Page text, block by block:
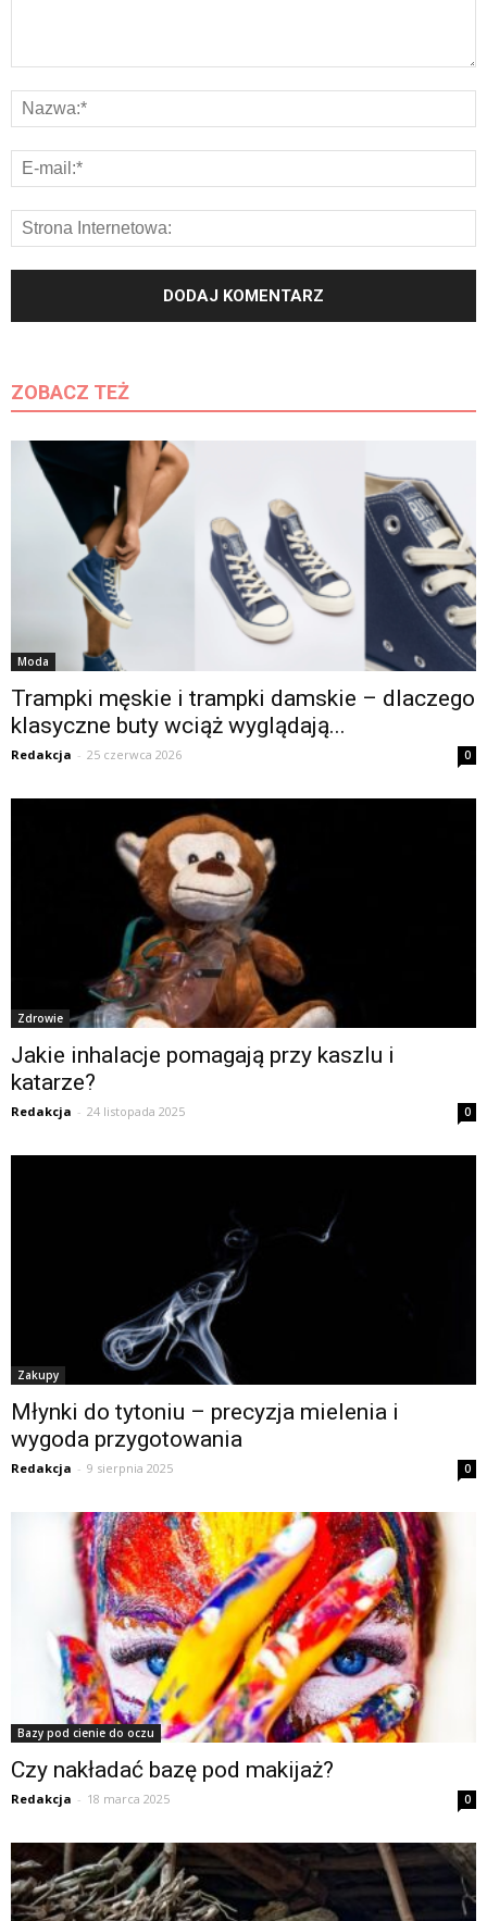
ZOBACZ TEŻ
Moda
Trampki męskie i trampki damskie – dlaczego
klasyczne buty wciąż wyglądają...
Redakcja - 25 czerwca 2026 0
Zdrowie
Jakie inhalacje pomagają przy kaszlu i
katarze?
Redakcja - 24 listopada 2025 0
Zakupy
Młynki do tytoniu – precyzja mielenia i
wygoda przygotowania
Redakcja - 9 sierpnia 2025 0
Bazy pod cienie do oczu
Czy nakładać bazę pod makijaż?
Redakcja - 18 marca 2025 0